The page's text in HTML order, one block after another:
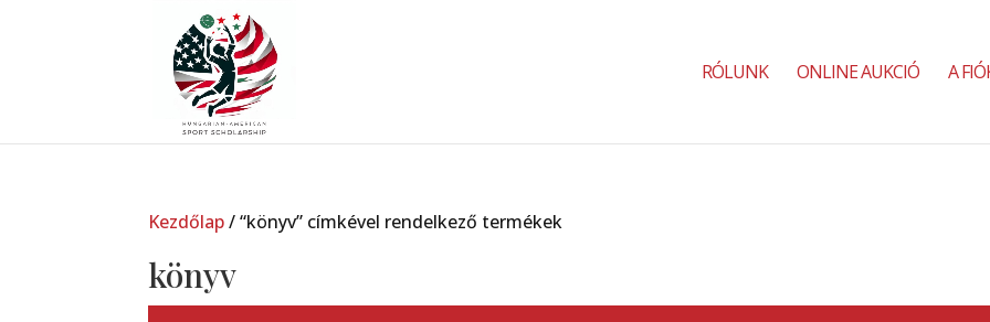
RÓLUNK ONLINE AUKCIÓ A
Kezdőlap/ “könyv” címkével rendelkező termékek
könyv